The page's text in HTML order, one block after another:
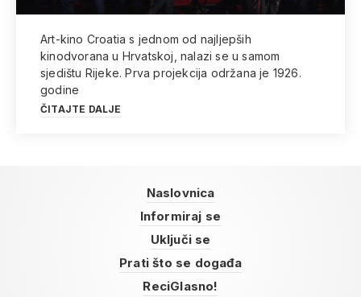
Art-kino Croatia s jednom od najljepših
kinodvorana u Hrvatskoj, nalazi se u samom
sjedištu Rijeke. Prva projekcija održana je 1926.
godine
ČITAJTE DALJE
Naslovnica
Informiraj se
Uključi se
Prati što se događa
ReciGlasno!